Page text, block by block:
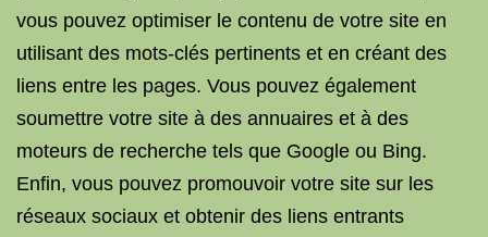
vous pouvez optimiser le contenu de votre site en
utilisant des mots-clés pertinents et en créant des
liens entre les pages. Vous pouvez également
soumettre votre site à des annuaires et à des
moteurs de recherche tels que Google ou Bing.
Enfin, vous pouvez promouvoir votre site sur les
réseaux sociaux et obtenir des liens entrants